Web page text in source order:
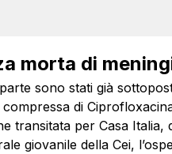
morta di
sono stati già
di
transitata per Casa Italia,
giovanile della Cei,